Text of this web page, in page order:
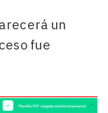
un
fue